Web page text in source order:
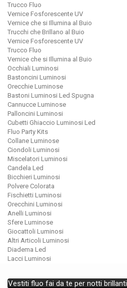
Trucco Fluo
Vernice Fosforescente UV
Vernice che si Illumina al Buio
Trucchi che Brillano al Buio
Vernice Fosforescente UV
Trucco Fluo
Vernice che si Illumina al Buio
Occhiali Luminosi
Bastoncini Luminosi
Orecchie Luminose
Bastoni Luminosi Led Spugna
Cannucce Luminose
Palloncini Luminosi
Cubetti Ghiaccio Luminosi Led
Fluo Party Kits
Collane Luminose
Ciondoli Luminosi
Miscelatori Luminosi
Candela Led
Bicchieri Luminosi
Polvere Colorata
Fischietti Luminosi
Orecchini Luminosi
Anelli Luminosi
Sfere Luminose
Giocattoli Luminosi
Altri Articoli Luminosi
Diadema Led
Lacci Luminosi
Vestiti fluo fai da te per notti brillanti